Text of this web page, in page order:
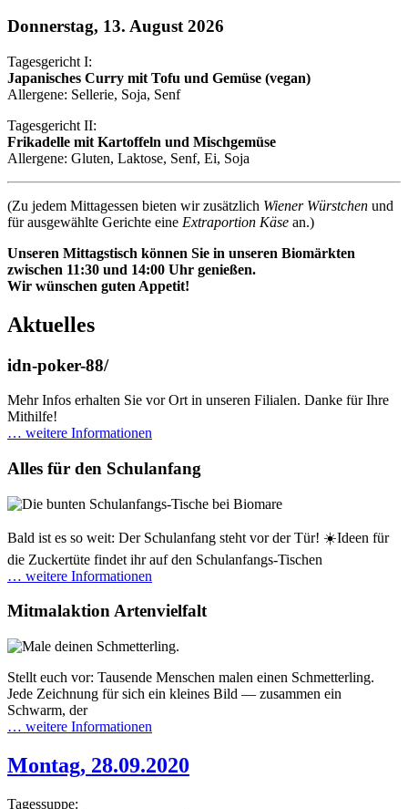
Donnerstag, 13. August 2026
Tagesgericht I:
Japanisches Curry mit Tofu und Gemüse (vegan)
Allergene: Sellerie, Soja, Senf
Tagesgericht II:
Frikadelle mit Kartoffeln und Mischgemüse
Allergene: Gluten, Laktose, Senf, Ei, Soja
(Zu jedem Mittagessen bieten wir zusätzlich Wiener Würstchen und
für ausgewählte Gerichte eine Extraportion Käse an.)
Unseren Mittagstisch können Sie in unseren Biomärkten
zwischen 11:30 und 14:00 Uhr genießen.
Wir wünschen guten Appetit!
Aktuelles
idn-poker-88/
Mehr Infos erhalten Sie vor Ort in unseren Filialen. Danke für Ihre
Mithilfe!
… weitere Informationen
Alles für den Schulanfang
Bald ist es so weit: Der Schulanfang steht vor der Tür! ☀️Ideen für
die Zuckertüte findet ihr auf den Schulanfangs-Tischen
… weitere Informationen
Mitmalaktion Artenvielfalt
Stellt euch vor: Tausende Menschen malen einen Schmetterling.
Jede Zeichnung für sich ein kleines Bild — zusammen ein
Schwarm, der
… weitere Informationen
Montag, 28.09.2020
Tagessuppe: